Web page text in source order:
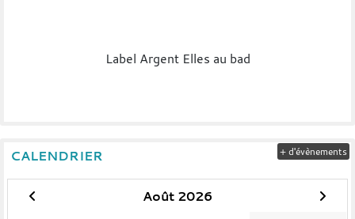
Label Argent Elles au bad
CALENDRIER
Août 2026
+ d'évènements